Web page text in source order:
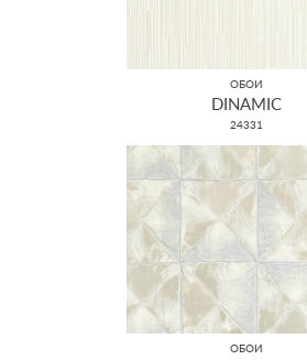
ОБОИ
DINAMIC
24331
ОБОИ